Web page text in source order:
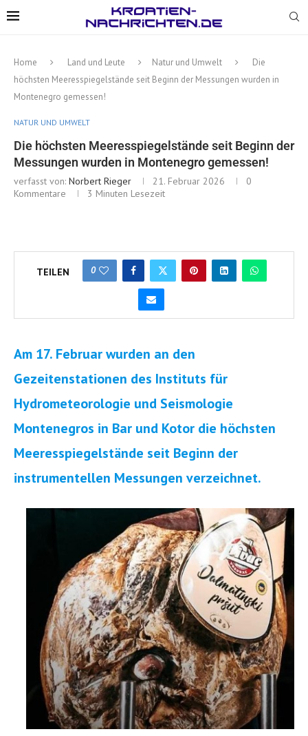
Home Land und Leute Natur und Umwelt
Die
höchsten Meeresspiegelstände seit Beginn der Messungen wurden in
Montenegro gemessen!
NATUR UND UMWELT
Die höchsten Meeresspiegelstände seit Beginn der
Messungen wurden in Montenegro gemessen!
verfasst von: Norbert Rieger 21. Februar 2026
0
Kommentare
3 Minuten Lesezeit
TEILEN 0
Am 17. Februar wurden an den
Gezeitenstationen des Instituts für
Hydrometeorologie und Seismologie
Montenegros in Bar und Kotor die höchsten
Meeresspiegelstände seit Beginn der
instrumentellen Messungen verzeichnet.